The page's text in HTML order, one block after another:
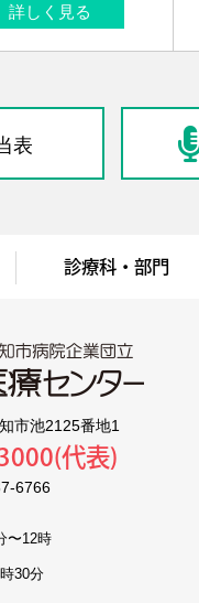
詳しく見る
表
診療科・部門
高知医
市池2125番地1
代表)
6766
〜12時
30分